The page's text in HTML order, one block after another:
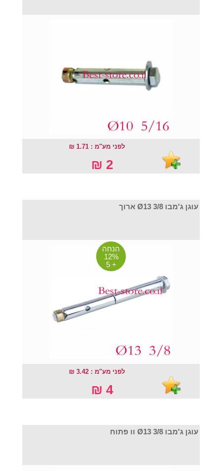
לפני מע"מ : 1.71 ₪
2 ₪
עוגן ג'מבו Ø13 3/8 ארוך
הנחה
12%
+ 5
לפני מע"מ : 3.42 ₪
4 ₪
עוגן ג'מבו Ø13 3/8 וו פתוח